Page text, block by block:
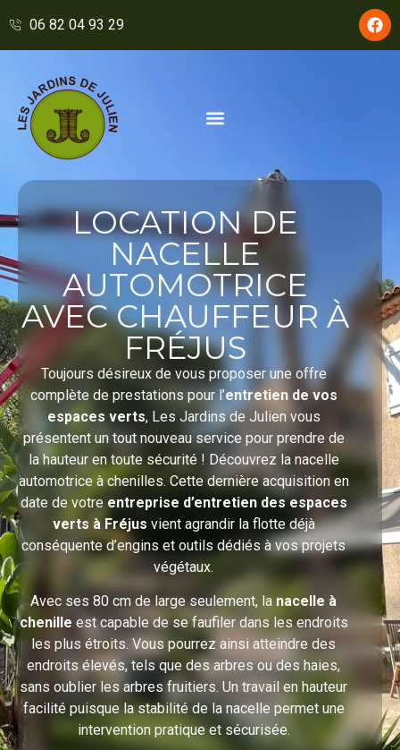
principal06 82 04 93 29
LOCATION DE
NACELLE
AUTOMOTRICE
AVEC CHAUFFEUR À
FRÉJUS
Toujours désireux de vous proposer une offre
complète de prestations pour l’entretien de vos
espaces verts, Les Jardins de Julien vous
présentent un tout nouveau service pour prendre de
la hauteur en toute sécurité ! Découvrez la nacelle
automotrice à chenilles. Cette dernière acquisition en
date de votre entreprise d’entretien des espaces
verts à Fréjus vient agrandir la flotte déjà
conséquente d’engins et outils dédiés à vos projets
végétaux.
Avec ses 80 cm de large seulement, la nacelle à
chenille est capable de se faufiler dans les endroits
les plus étroits. Vous pourrez ainsi atteindre des
endroits élevés, tels que des arbres ou des haies,
sans oublier les arbres fruitiers. Un travail en hauteur
facilité puisque la stabilité de la nacelle permet une
intervention pratique et sécurisée.